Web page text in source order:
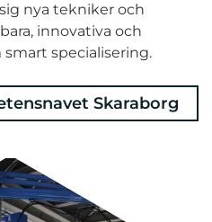
nya tekniker och
innovativa och
specialisering.
Skaraborg